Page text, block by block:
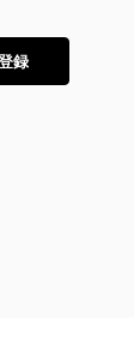
録